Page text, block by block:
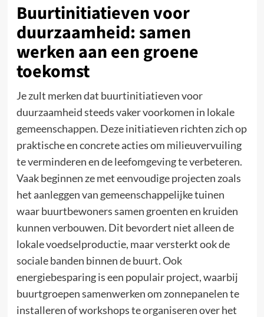
Buurtinitiatieven voor
duurzaamheid: samen
werken aan een groene
toekomst
Je zult merken dat buurtinitiatieven voor
duurzaamheid steeds vaker voorkomen in lokale
gemeenschappen. Deze initiatieven richten zich op
praktische en concrete acties om milieuvervuiling
te verminderen en de leefomgeving te verbeteren.
Vaak beginnen ze met eenvoudige projecten zoals
het aanleggen van gemeenschappelijke tuinen
waar buurtbewoners samen groenten en kruiden
kunnen verbouwen. Dit bevordert niet alleen de
lokale voedselproductie, maar versterkt ook de
sociale banden binnen de buurt. Ook
energiebesparing is een populair project, waarbij
buurtgroepen samenwerken om zonnepanelen te
installeren of workshops te organiseren over het